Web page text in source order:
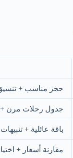
حجز مناسب +
جدول رحلات مرن +
باقة عائلية +
مقارنة أسعار +